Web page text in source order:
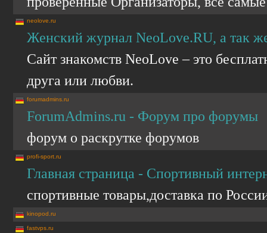
neolove.ru
Женский журнал NeoLove.RU, а так
Сайт знакомств NeoLove – это
друга или любви.
forumadmins.ru
ForumAdmins.ru - Форум про форумы
форум о раскрутке форумов
profi-sport.ru
Главная страница - Спортивный
спортивные товары,доставка по
kinopod.ru
fastvps.ru